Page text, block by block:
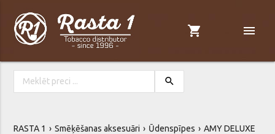
shopping_cart menu
search
RASTA 1 Smēķēšanas aksesuāri Ūdenspīpes AMY DELUXE